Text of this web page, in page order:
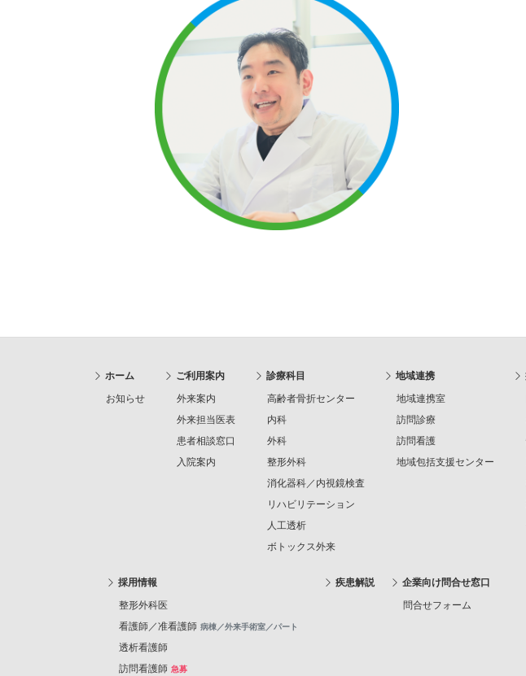
ホーム
お知らせ
ご利用案内
外来案内
外来担当医表
患者相談窓口
入院案内
診療科目
高齢者骨折センター
内科
外科
整形外科
消化器科／内視鏡検査
リハビリテーション
人工透析
ボトックス外来
地域連携
地域連携室
訪問診療
訪問看護
地域包括支援センター
採用情報
整形外科医
看護師／准看護師 病棟／外来手術室／パート
透析看護師
訪問看護師 急募
疾患解説
企業向け問合せ窓口
問合せフォーム